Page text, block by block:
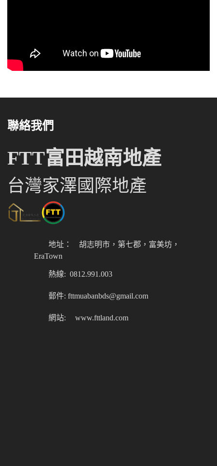
聯絡我們
FTT富田越南地產
台灣家澤國際地產
地址：
胡志明市，第七郡，富美坊，
EraTown
熱線: 0812.991.003
郵件: fttmuabanbds@gmail.com
網站: www.fttland.com